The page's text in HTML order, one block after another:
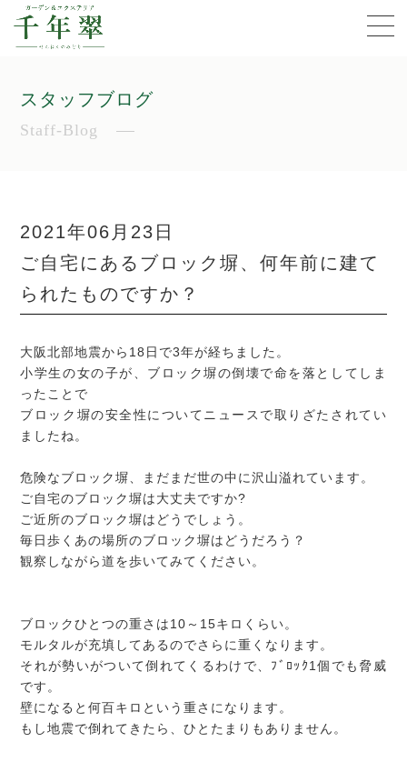
スタッフブログ
Staff-Blog
2021年06月23日
ご自宅にあるブロック塀、何年前に建て
られたものですか？
大阪北部地震から18日で3年が経ちました。
小学生の女の子が、ブロック塀の倒壊で命を落としてしま
ったことで
ブロック塀の安全性についてニュースで取りざたされてい
ましたね。
危険なブロック塀、まだまだ世の中に沢山溢れています。
ご自宅のブロック塀は大丈夫ですか?
ご近所のブロック塀はどうでしょう。
毎日歩くあの場所のブロック塀はどうだろう？
観察しながら道を歩いてみてください。
ブロックひとつの重さは10～15キロくらい。
モルタルが充填してあるのでさらに重くなります。
それが勢いがついて倒れてくるわけで、ﾌﾞﾛｯｸ1個でも脅威
です。
壁になると何百キロという重さになります。
もし地震で倒れてきたら、ひとたまりもありません。